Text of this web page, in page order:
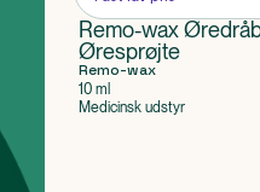
Remo-wax
Øresprøjte
Remo-wax
10 ml
Medicinsk udstyr